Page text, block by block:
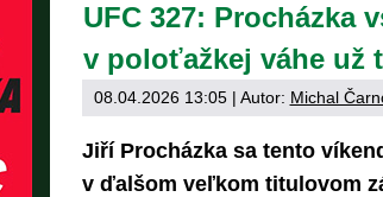
UFC 327: Procházka
v poloťažkej váhe už
08.04.2026 13:05| Autor: Michal
Jiří Procházka sa tento
v ďalšom veľkom titulovom